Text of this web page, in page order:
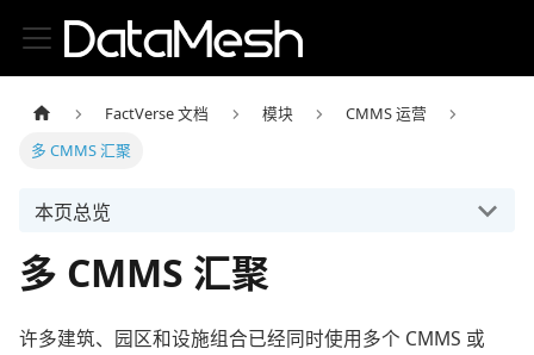
FactVerse 文档 模块
CMMS 运营
多 CMMS 汇聚
本页总览
多 CMMS 汇聚
许多建筑、园区和设施组合已经同时使用多个 CMMS 或